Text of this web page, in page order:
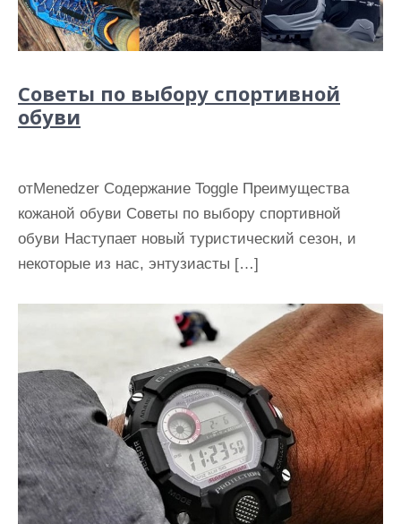
Советы по выбору спортивной
обуви
отMenedzer Содержание Toggle Преимущества
кожаной обуви Советы по выбору спортивной
обуви Наступает новый туристический сезон, и
некоторые из нас, энтузиасты […]